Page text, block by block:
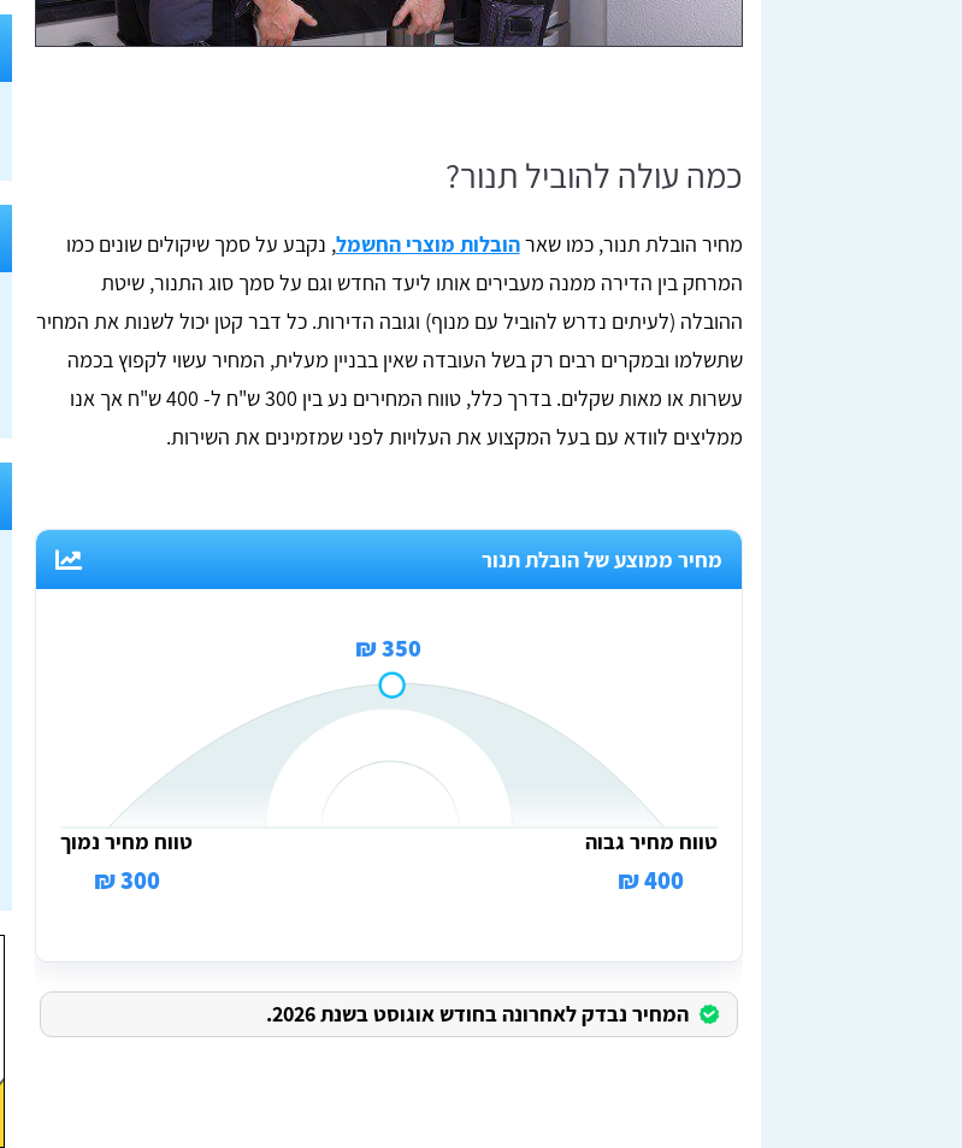
כמה עולה להוביל תנור?
מחיר הובלת תנור, כמו שארהובלות מוצרי החשמל, נקבע על סמך שיקולים שונים כמו
המרחק בין הדירה ממנה מעבירים אותו ליעד החדש וגם על סמך סוג התנור, שיטת
ההובלה (לעיתים נדרש להוביל עם מנוף) וגובה הדירות. כל דבר קטן יכול לשנות את המחיר
שתשלמו ובמקרים רבים רק בשל העובדה שאין בבניין מעלית, המחיר עשוי לקפוץ בכמה
עשרות או מאות שקלים. בדרך כלל, טווח המחירים נע בין 300 ש"ח ל- 400 ש"ח אך אנו
ממליצים לוודא עם בעל המקצוע את העלויות לפני שמזמינים את השירות.
מחיר ממוצע של הובלת תנור
350 ₪
טווח מחיר גבוה
400 ₪
טווח מחיר נמוך
300 ₪
המחיר נבדק לאחרונה בחודש אוגוסט בשנת 2026.